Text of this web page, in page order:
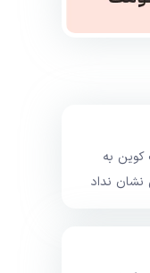
کوین به